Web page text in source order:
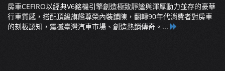
房車CEFIRO以經典V6銘機引擎創造極致靜謐與渾厚動力並存的豪華
行車質感，搭配頂級旗艦尊榮內裝鋪陳，翻轉90年代消費者對房車
的刻板認知，震撼臺灣汽車市場、創造熱銷傳奇。...